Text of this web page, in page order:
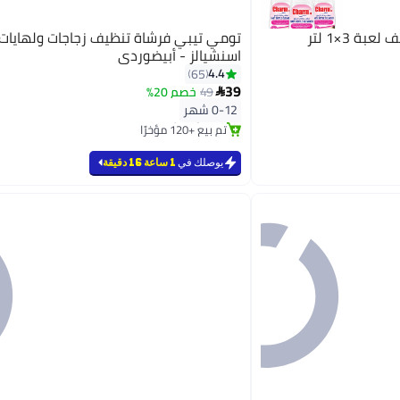
تومي تيبي فرشاة تنظيف زجاجات
اسنشيالز - أبيضوردي
4.4
65
39
49خصم 20%
0-12 شهر
#2 في فرش تنظيف
بتخلّص بسرعة
تم بيع +120 مؤخرًا
#2 في فرش تنظيف
يوصلك في 1 ساعة 16 دقيقة